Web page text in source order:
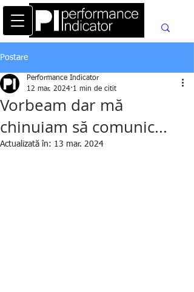
Postare
Vorbeam dar mă
chinuiam să comunic...
Performance Indicator
12 mar. 2024 1 min de citit
Actualizată în: 13 mar. 2024